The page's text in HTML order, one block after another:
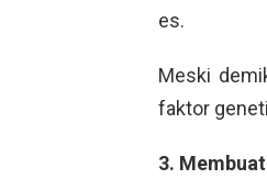
es.
Meski
faktor
3.